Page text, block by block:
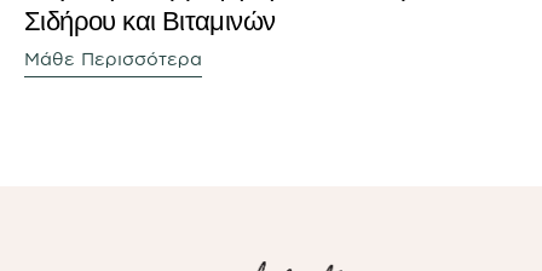
Σιδήρου και Βιταμινών
Μάθε Περισσότερα